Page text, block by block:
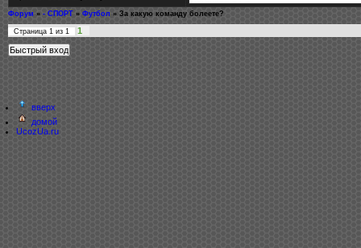
Форум » - СПОРТ » Футбол » За какую команду болеете?
Страница 1 из 1 1
вверх
домой
UcozUa.ru